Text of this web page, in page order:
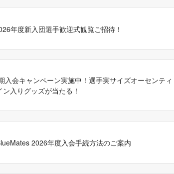
年度新入団選手歓迎式観覧ご招待！
入会キャンペーン実施中！選手実サイズオーセンティ
入りグッズが当たる！
2026年度入会手続方法のご案内